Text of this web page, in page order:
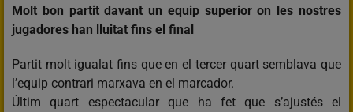
Molt bon partit davant un equip superior on les nostres
jugadores han lluitat fins el final
Partit molt igualat fins que en el tercer quart semblava que
l’equip contrari marxava en el marcador.
Últim quart espectacular que ha fet que s’ajustés el